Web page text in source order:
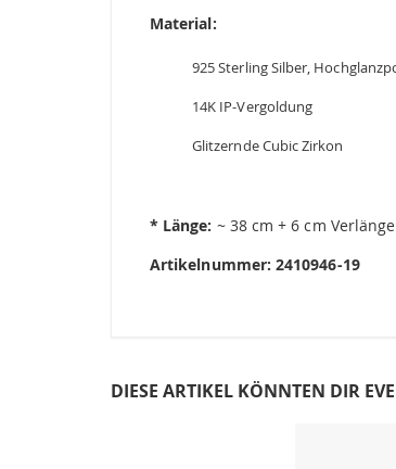
Material:
925 Sterling Silber,
14K IP-Vergoldung
Glitzernde Cubic Zirkon
* Länge: ~ 38 cm + 6 cm
Artikelnummer: 2410946-19
DIESE ARTIKEL KÖNNTEN DIR